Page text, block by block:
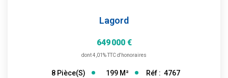
Lagord
649 000 €
dont 4,01% TTC d'honoraires
8 Pièce(s) 199 M² Réf : 4767